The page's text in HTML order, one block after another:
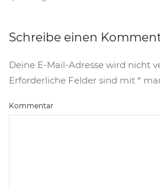
Schreibe einen
Deine E-Mail-Adresse wird nicht
Erforderliche Felder sind mit *
Kommentar